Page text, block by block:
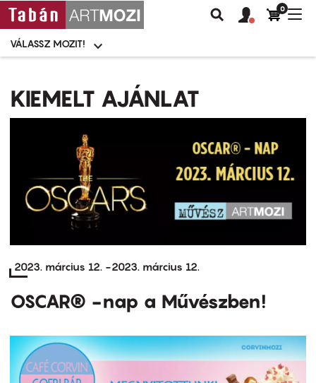
tartalomra
Moziválasztó
menü
VÁLASSZ MOZIT!
Keresés
Felhasználói
fiók
0
KIEMELT AJÁNLAT
2023. március 12. -2023. március 12.
OSCAR® -nap a Művészben!